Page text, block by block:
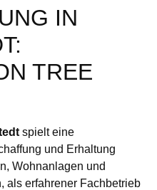
IN
TREE
spielt eine
und Erhaltung
Wohnanlagen und
als erfahrener Fachbetrieb